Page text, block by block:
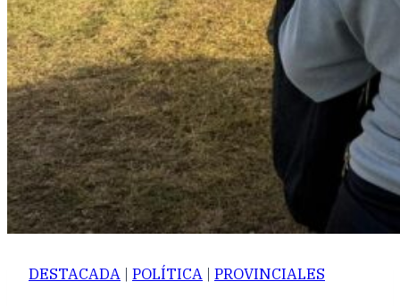
DESTACADA | POLÍTICA | PROVINCIALES